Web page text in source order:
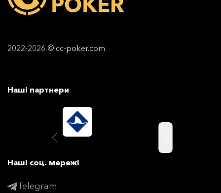
2022-2026 © cc-poker.com
Наші партнери
Наші соц. мережі
Telegram